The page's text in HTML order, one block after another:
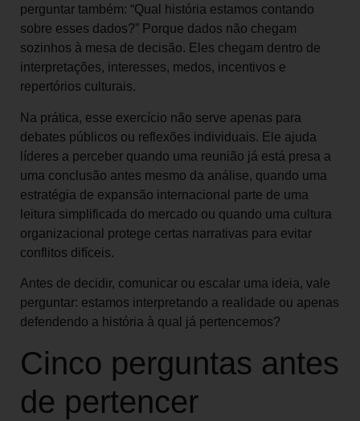
perguntar também: “Qual história estamos contando
sobre esses dados?” Porque dados não chegam
sozinhos à mesa de decisão. Eles chegam dentro de
interpretações, interesses, medos, incentivos e
repertórios culturais.
Na prática, esse exercício não serve apenas para
debates públicos ou reflexões individuais. Ele ajuda
líderes a perceber quando uma reunião já está presa a
uma conclusão antes mesmo da análise, quando uma
estratégia de expansão internacional parte de uma
leitura simplificada do mercado ou quando uma cultura
organizacional protege certas narrativas para evitar
conflitos difíceis.
Antes de decidir, comunicar ou escalar uma ideia, vale
perguntar: estamos interpretando a realidade ou apenas
defendendo a história à qual já pertencemos?
Cinco perguntas antes
de pertencer